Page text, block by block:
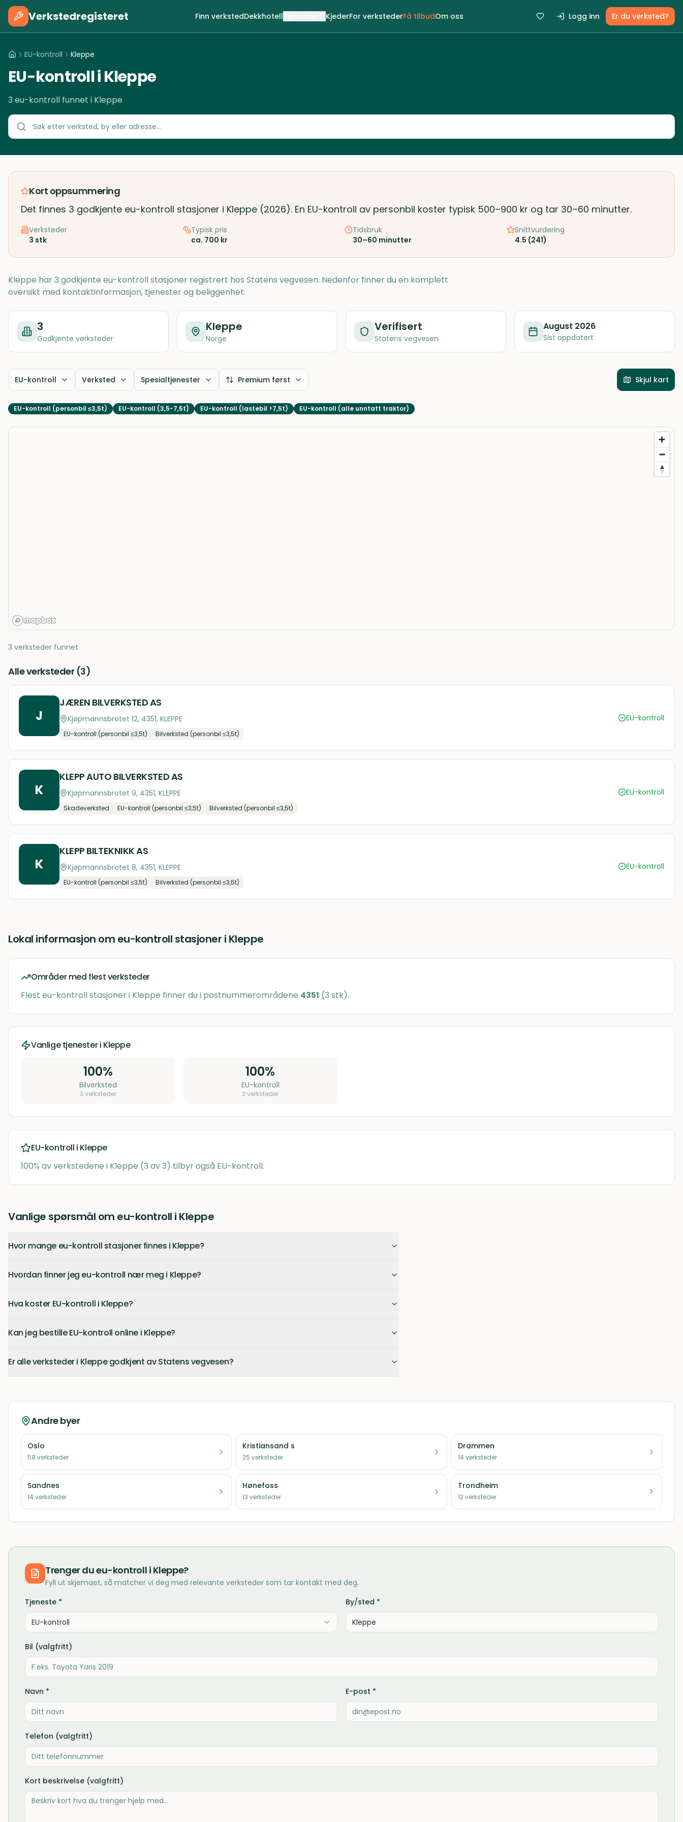
Verkstedregisteret Finn verkstedDekkhotell KjederFor verkstederFå tilbudOm oss Logg inn Er du verksted?
EU-kontroll Kleppe
EU-kontroll i Kleppe
3 eu-kontroll funnet i Kleppe
Kort oppsummering
Det finnes 3 godkjente eu-kontroll stasjoner i Kleppe (2026). En EU-kontroll av personbil koster typisk 500–900 kr og tar 30–60 minutter.
Verksteder
3 stk
Typisk pris
ca. 700 kr
Tidsbruk
30–60 minutter
Snittvurdering
4.5 (241)
Kleppe har 3 godkjente eu-kontroll stasjoner registrert hos Statens vegvesen. Nedenfor finner du en komplett
oversikt med kontaktinformasjon, tjenester og beliggenhet.
3
Godkjente verksteder
Kleppe
Norge
Verifisert
Statens vegvesen
August 2026
Sist oppdatert
EU-kontroll Verksted Spesialtjenester Premium først Skjul kart
EU-kontroll (personbil ≤3,5t) EU-kontroll (3,5-7,5t) EU-kontroll (lastebil >7,5t) EU-kontroll (alle unntatt traktor)
3 verksteder funnet
Alle verksteder (3)
J
JÆREN BILVERKSTED AS
Kjøpmannsbrotet 12, 4351, KLEPPE
EU-kontroll (personbil ≤3,5t) Bilverksted (personbil ≤3,5t)
EU-kontroll
K
KLEPP AUTO BILVERKSTED AS
Kjøpmannsbrotet 9, 4351, KLEPPE
Skadeverksted EU-kontroll (personbil ≤3,5t) Bilverksted (personbil ≤3,5t)
EU-kontroll
K
KLEPP BILTEKNIKK AS
Kjøpmannsbrotet 8, 4351, KLEPPE
EU-kontroll (personbil ≤3,5t) Bilverksted (personbil ≤3,5t)
EU-kontroll
Lokal informasjon om eu-kontroll stasjoner i Kleppe
Områder med flest verksteder
Flest eu-kontroll stasjoneri Kleppe finner du i postnummerområdene 4351 (3 stk).
Vanlige tjenester i Kleppe
100%
Bilverksted
3 verksteder
100%
EU-kontroll
3 verksteder
EU-kontroll i Kleppe
100% av verkstedene i Kleppe (3 av3) tilbyr også EU-kontroll.
Vanlige spørsmål om eu-kontroll i Kleppe
Hvor mange eu-kontroll stasjoner finnes i Kleppe?
Hvordan finner jeg eu-kontroll nær meg i Kleppe?
Hva koster EU-kontroll i Kleppe?
Kan jeg bestille EU-kontroll online i Kleppe?
Er alle verksteder i Kleppe godkjent av Statens vegvesen?
Andre byer
Oslo
58 verksteder
Kristiansand s
25 verksteder
Drammen
14verksteder
Sandnes
14verksteder
Hønefoss
13 verksteder
Trondheim
12verksteder
Trenger dueu-kontroll i Kleppe?
Fyll ut skjemaet, så matcher vi deg med relevante verksteder som tar kontakt med deg.
Tjeneste *
EU-kontroll
By/sted *
Bil (valgfritt)
Navn * E-post *
Telefon (valgfritt)
Kort beskrivelse (valgfritt)